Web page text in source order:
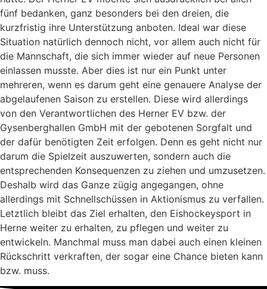
fünf bedanken, ganz besonders bei den dreien, die
kurzfristig ihre Unterstützung anboten. Ideal war diese
Situation natürlich dennoch nicht, vor allem auch nicht für
die Mannschaft, die sich immer wieder auf neue Personen
einlassen musste. Aber dies ist nur ein Punkt unter
mehreren, wenn es darum geht eine genauere Analyse der
abgelaufenen Saison zu erstellen. Diese wird allerdings
von den Verantwortlichen des Herner EV bzw. der
Gysenberghallen GmbH mit der gebotenen Sorgfalt und
der dafür benötigten Zeit erfolgen. Denn es geht nicht nur
darum die Spielzeit auszuwerten, sondern auch die
entsprechenden Konsequenzen zu ziehen und umzusetzen.
Deshalb wird das Ganze zügig angegangen, ohne
allerdings mit Schnellschüssen in Aktionismus zu verfallen.
Letztlich bleibt das Ziel erhalten, den Eishockeysport in
Herne weiter zu erhalten, zu pflegen und weiter zu
entwickeln. Manchmal muss man dabei auch einen kleinen
Rückschritt verkraften, der sogar eine Chance bieten kann
bzw. muss.